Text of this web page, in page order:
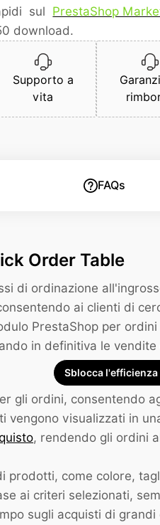
sul PrestaShop
download.
Supporto a
vita
FAQs
Order Table
di ordinazione
ai clienti di
PrestaShop per
in definitiva le
Sblocca l'efficienza
gli ordini, consentendo
visualizzati in
, rendendo gli ordini
come colore,
ai criteri selezionati,
sugli acquisti di